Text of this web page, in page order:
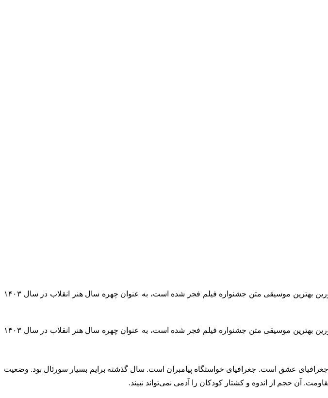
کارن همایون‌فر موسیقی‌دان و آهنگساز برجسته ایرانی که تاکنون چهار بار موفق به دریافت سیمرغ بلورین بهترین موسیقی متن جشنواره فیلم فجر شده است، به عنوان چهره سال هنر انقلاب در سال ۱۴۰۳
کارن همایون‌فر موسیقی‌دان و آهنگساز برجسته ایرانی که تاکنون چهار بار موفق به دریافت سیمرغ بلورین بهترین موسیقی متن جشنواره فیلم فجر شده است، به عنوان چهره سال هنر انقلاب در سال ۱۴۰۳
عشق است. جغرافیای خواستگاه پیامبران است. سال گذشته برایم بسیار سورئال بود. وضعیت
آن حجم از اندوه و کشتار کودکان را آدمی نمی‌تواند نبیند.